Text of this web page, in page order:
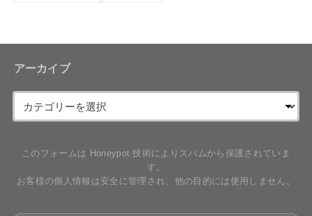
アーカイブ
このフォームは Honeypot 技術によりスパムから保護されていま
す。
お客様の個人情報は安全に管理され、他の目的には使用しません。